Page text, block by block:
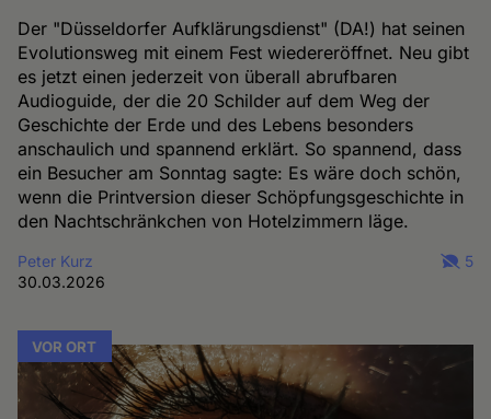
Der "Düsseldorfer Aufklärungsdienst" (DA!) hat seinen
Evolutionsweg mit einem Fest wiedereröffnet. Neu gibt
es jetzt einen jederzeit von überall abrufbaren
Audioguide, der die 20 Schilder auf dem Weg der
Geschichte der Erde und des Lebens besonders
anschaulich und spannend erklärt. So spannend, dass
ein Besucher am Sonntag sagte: Es wäre doch schön,
wenn die Printversion dieser Schöpfungsgeschichte in
den Nachtschränkchen von Hotelzimmern läge.
Peter Kurz
30.03.2026
5
VOR ORT